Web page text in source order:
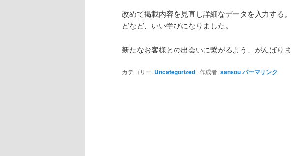
改めて掲載内容を見直し詳細なデータを入力する
どなど、いい学びになりました。
新たなお客様との出会いに繋がるよう、がんばり
カテゴリー: Uncategorized 作成者:sansouパーマリンク